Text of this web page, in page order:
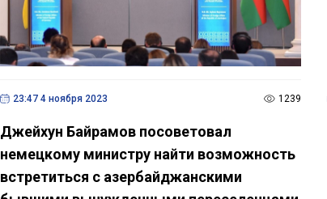
23:47 4 ноября 2023 1239
Джейхун Байрамов посоветовал
немецкому министру найти возможность
встретиться с азербайджанскими